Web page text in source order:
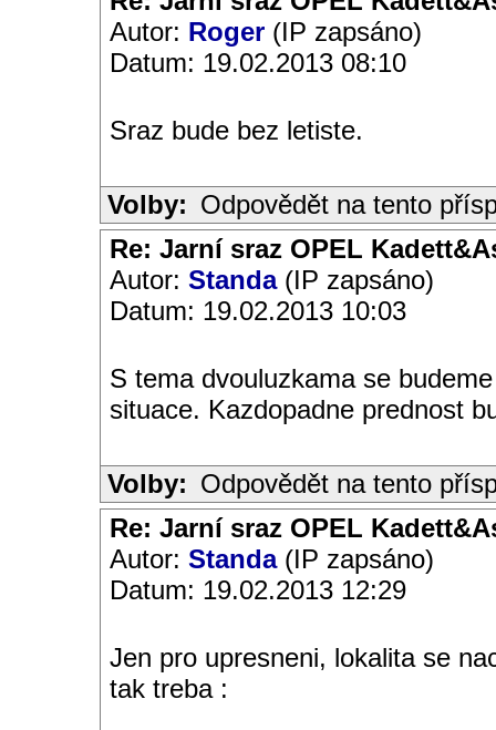
Autor: Roger (IP zapsáno)
Datum: 19.02.2013 08:10
Sraz bude bez letiste.
Volby: Odpovědět na tento
Re: Jarní sraz OPEL
Autor: Standa(IP zapsáno)
Datum: 19.02.2013 10:03
S tema dvouluzkama se
situace. Kazdopadne prednost
Volby: Odpovědět na tento
Re: Jarní sraz OPEL
Autor: Standa(IP zapsáno)
Datum: 19.02.2013 12:29
Jen pro upresneni, lokalita se
tak treba :